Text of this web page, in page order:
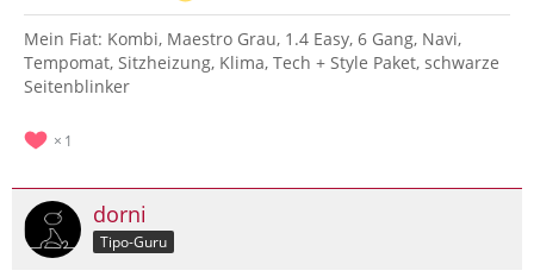
Mein Fiat: Kombi, Maestro Grau, 1.4 Easy, 6 Gang, Navi,
Tempomat, Sitzheizung, Klima, Tech + Style Paket, schwarze
Seitenblinker
1
dorni
Tipo-Guru